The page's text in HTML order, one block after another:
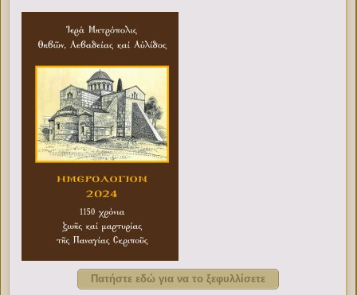
Πατήστε εδώ για να το ξεφυλλίσετε